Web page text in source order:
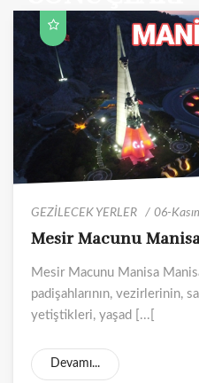
GEZİLECEK YERLER 06-
Mesir Macunu
Mesir Macunu Manisa
padişahlarının, vezirlerinin,
yetiştikleri, yaşad [...[
Devamı...